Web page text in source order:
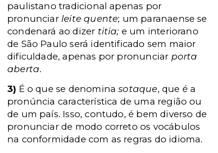
paulistano tradicional apenas por
pronunciar leite quente; um paranaense se
condenará ao dizer titia; e um interiorano
de São Paulo será identificado sem maior
dificuldade, apenas por pronunciar porta
aberta.
3) É o que se denominasotaque, que é a
pronúncia característica de uma região ou
de um país. Isso, contudo, é bem diverso de
pronunciar de modo correto os vocábulos
na conformidade com as regras do idioma.